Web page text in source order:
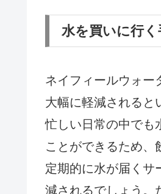
水を買いに行
ネイフィールウォー
大幅に軽減されると
忙しい日常の中でも
ことができるため、
定期的に水が届くサ
減されるでしょう。